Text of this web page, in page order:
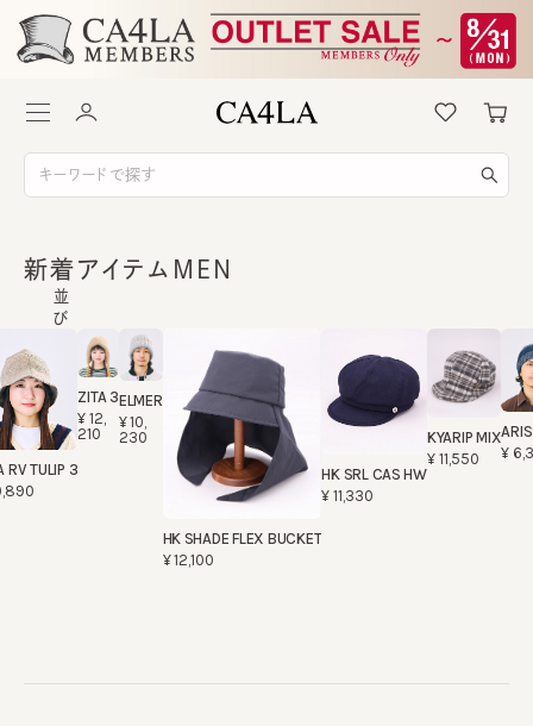
新着アイテムMEN
並
び
新
着
順
RV TULIP 3
ZITA 3
¥12,
210
ELMER
¥10,
230
HK SHADE FLEX BUCKET
¥12,100
HK SRL CAS HW
¥11,330
KYARIP MIX
¥11,550